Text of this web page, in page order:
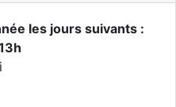
les jours suivants :